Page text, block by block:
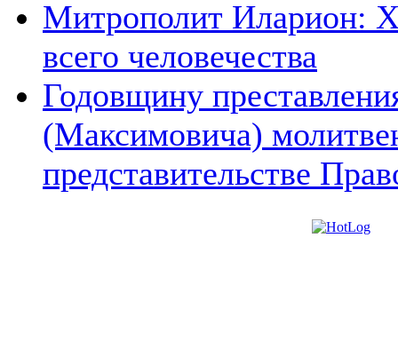
Митрополит Иларион:
всего человечества
Годовщину
(Максимовича)
представительстве